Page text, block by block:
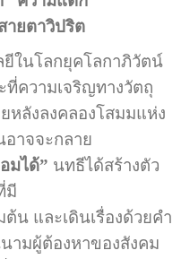
ายตาวิปริต
นโลกยุคโลกาภิวัตน์
ความเจริญทางวัตถุ
ลังลงคลองโสมมแห่ง
อาจจะกลาย
มได้” นทธีได้สร้างตัว
มี
น และเดินเรื่องด้วยคำ
ามผู้ต้องหาของสังคม